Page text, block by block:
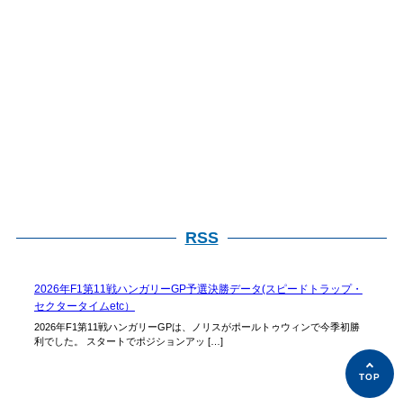
RSS
2026年F1第11戦ハンガリーGP予選決勝データ(スピードトラップ・
セクタータイムetc）
2026年F1第11戦ハンガリーGPは、ノリスがポールトゥウィンで今季初勝
利でした。 スタートでポジションアッ […]